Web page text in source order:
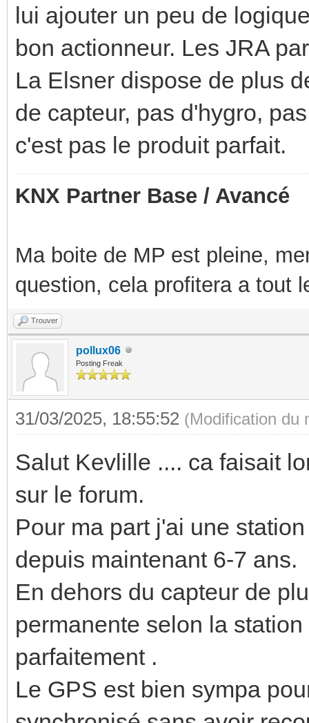
lui ajouter un peu de
bon actionneur. Les JRA
La Elsner dispose de plus
de capteur, pas d'hygro,
c'est pas le produit parfait.
KNX Partner Base / Avancé
Ma boite de MP est pleine,
question, cela profitera a tout
Trouver
pollux06
Posting Freak
31/03/2025, 18:55:52 (Modification du
Salut Kevlille .... ca faisait
sur le forum.
Pour ma part j'ai une
depuis maintenant 6-7 ans.
En dehors du capteur de
permanente selon la
parfaitement .
Le GPS est bien sympa